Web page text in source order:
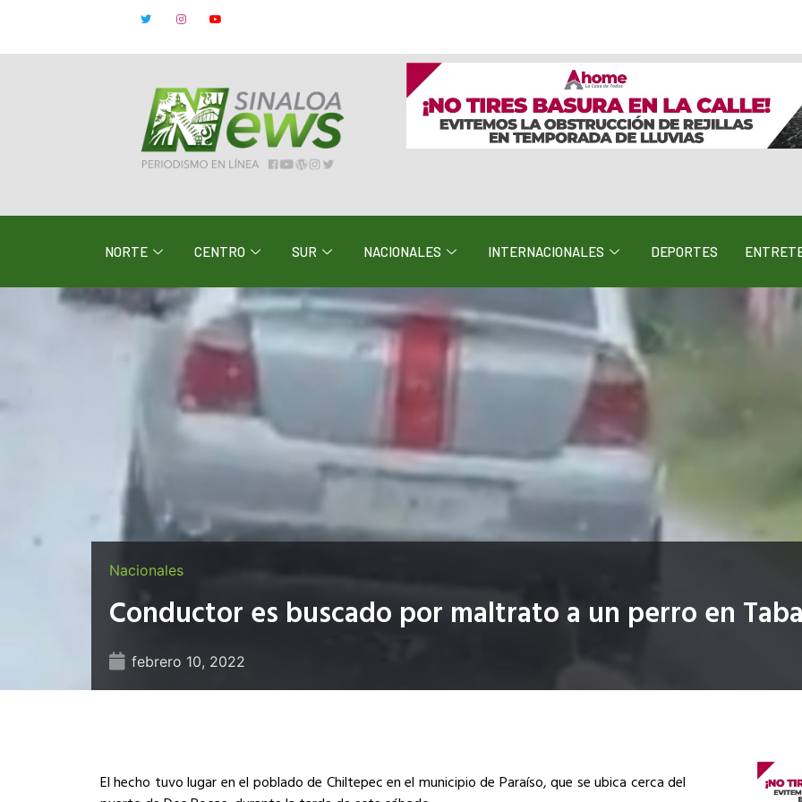
NORTE CENTRO SUR NACIONALES INTERNACIONALES DEPORTES
Nacionales
Conductor es buscado por maltrato a un perro en
febrero 10, 2022
El hecho tuvo lugar en el poblado de Chiltepec en el municipio de Paraíso, que se ubica cerca del